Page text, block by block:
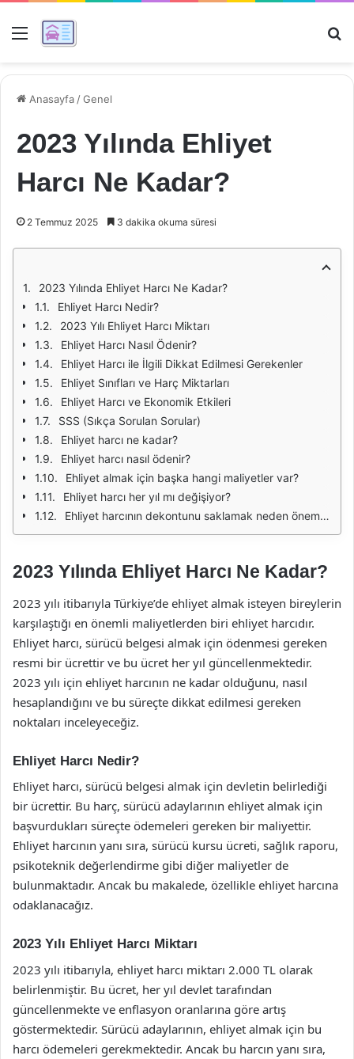
Menü
Anasayfa /Genel
2023 Yılında Ehliyet
Harcı Ne Kadar?
2 Temmuz 2025 3 dakika okuma süresi
2023 Yılında Ehliyet Harcı Ne Kadar?
Ehliyet Harcı Nedir?
2023 Yılı Ehliyet Harcı Miktarı
Ehliyet Harcı Nasıl Ödenir?
Ehliyet Harcı ile İlgili Dikkat Edilmesi Gerekenler
Ehliyet Sınıfları ve Harç Miktarları
Ehliyet Harcı ve Ekonomik Etkileri
SSS (Sıkça Sorulan Sorular)
Ehliyet harcı ne kadar?
Ehliyet harcı nasıl ödenir?
Ehliyet almak için başka hangi maliyetler var?
Ehliyet harcı her yıl mı değişiyor?
Ehliyet harcının dekontunu saklamak neden önemlidir?
2023 Yılında Ehliyet Harcı Ne Kadar?
2023 yılı itibarıyla Türkiye’de ehliyet almak isteyen bireylerin
karşılaştığı en önemli maliyetlerden biri ehliyet harcıdır.
Ehliyet harcı, sürücü belgesi almak için ödenmesi gereken
resmi bir ücrettir ve bu ücret her yıl güncellenmektedir.
2023 yılı için ehliyet harcının ne kadar olduğunu, nasıl
hesaplandığını ve bu süreçte dikkat edilmesi gereken
noktaları inceleyeceğiz.
Ehliyet Harcı Nedir?
Ehliyet harcı, sürücü belgesi almak için devletin belirlediği
bir ücrettir. Bu harç, sürücü adaylarının ehliyet almak için
başvurdukları süreçte ödemeleri gereken bir maliyettir.
Ehliyet harcının yanı sıra, sürücü kursu ücreti, sağlık raporu,
psikoteknik değerlendirme gibi diğer maliyetler de
bulunmaktadır. Ancak bu makalede, özellikle ehliyet harcına
odaklanacağız.
2023 Yılı Ehliyet Harcı Miktarı
2023 yılı itibarıyla, ehliyet harcı miktarı 2.000 TL olarak
belirlenmiştir. Bu ücret, her yıl devlet tarafından
güncellenmekte ve enflasyon oranlarına göre artış
göstermektedir. Sürücü adaylarının, ehliyet almak için bu
harcı ödemeleri gerekmektedir. Ancak bu harcın yanı sıra,